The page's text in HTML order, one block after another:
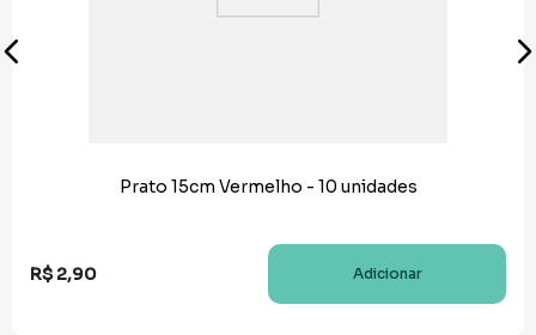
Prato 15cm Vermelho - 10 unidades
R$ 2,90 Adicionar